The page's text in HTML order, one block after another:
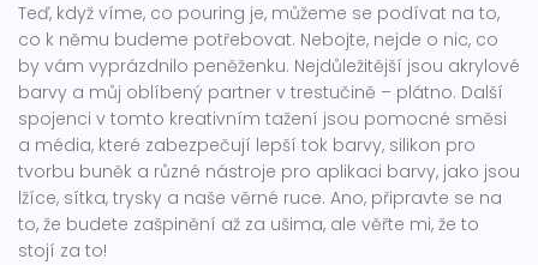
Teď, když víme, co pouring je, můžeme se podívat na to,
co k němu budeme potřebovat. Nebojte, nejde o nic, co
by vám vyprázdnilo peněženku. Nejdůležitější jsou akrylové
barvy a můj oblíbený partner v trestučině – plátno. Další
spojenci v tomto kreativním tažení jsou pomocné směsi
a média, které zabezpečují lepší tok barvy, silikon pro
tvorbu buněk a různé nástroje pro aplikaci barvy, jako jsou
lžíce, sítka, trysky a naše věrné ruce. Ano, připravte se na
to, že budete zašpinění až za ušima, ale věřte mi, že to
stojí za to!